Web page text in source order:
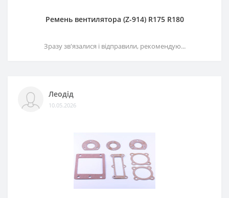
Ремень вентилятора (Z-914) R175 R180
Зразу зв'язалися і відправили, рекомендую...
Леодід
10.05.2026